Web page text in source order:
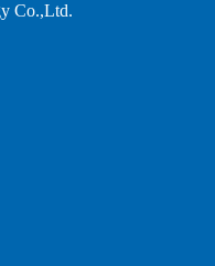
Co.,Ltd.